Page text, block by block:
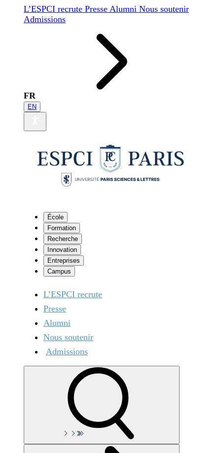
L’ESPCI recrute Presse Alumni Nous soutenir
Admissions
FR
EN
École
Formation
Recherche
Innovation
Entreprises
Campus
L’ESPCI recrute
Presse
Alumni
Nous soutenir
Admissions